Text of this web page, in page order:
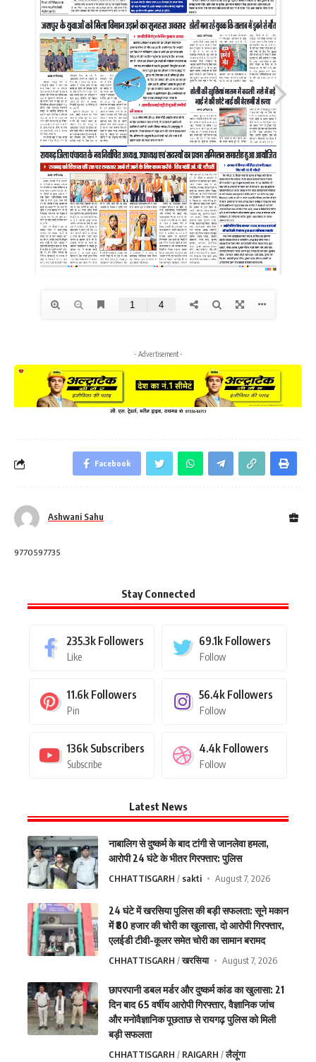
- Advertisement -
Facebook
Ashwani Sahu
9770597735
Stay Connected
235.3k Followers
Like
69.1k Followers
Follow
11.6k Followers
Pin
56.4k Followers
Follow
136k Subscribers
Subscribe
4.4k Followers
Follow
Latest News
नाबालिग से दुष्कर्म के बाद टांगी से जानलेवा हमला,
आरोपी 24 घंटे के भीतर गिरफ्तार: पुलिस
CHHATTISGARH sakti August 7, 2026
24 घंटे में खरसिया पुलिस की बड़ी सफलता: सूने मकान
में ₹80 हजार की चोरी का खुलासा, दो आरोपी गिरफ्तार,
एलईडी टीवी-कूलर समेत चोरी का सामान बरामद
CHHATTISGARH खरसिया August 7, 2026
छापरपानी डबल मर्डर और दुष्कर्म कांड का खुलासा: 21
दिन बाद 65 वर्षीय आरोपी गिरफ्तार, वैज्ञानिक जांच
और मनोवैज्ञानिक पूछताछ से रायगढ़ पुलिस को मिली
बड़ी सफलता
CHHATTISGARH RAIGARH
लैलूंगा